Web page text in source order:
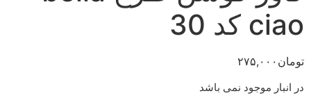
ciao کد 30
تومان ۲۷۵,۰۰۰
در انبار موجود نمی باشد